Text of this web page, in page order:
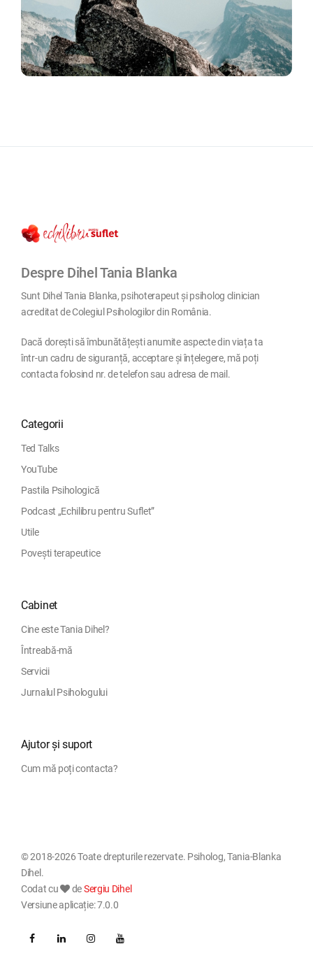
Despre Dihel Tania Blanka
Sunt Dihel Tania Blanka, psihoterapeut și psiholog clinician
acreditat de Colegiul Psihologilor din România.
Dacă dorești să îmbunătățești anumite aspecte din viața ta
într-un cadru de siguranță, acceptare și înțelegere, mă poți
contacta folosind nr. de telefon sau adresa de mail.
Categorii
Ted Talks
YouTube
Pastila Psihologică
Podcast „Echilibru pentru Suflet”
Utile
Povești terapeutice
Cabinet
Cine este Tania Dihel?
Întreabă-mă
Servicii
Jurnalul Psihologului
Ajutor și suport
Cum mă poți contacta?
© 2018-2026 Toate drepturile rezervate. Psiholog, Tania-Blanka
Dihel.
Codat cu
deSergiu Dihel
Versiune aplicație: 7.0.0